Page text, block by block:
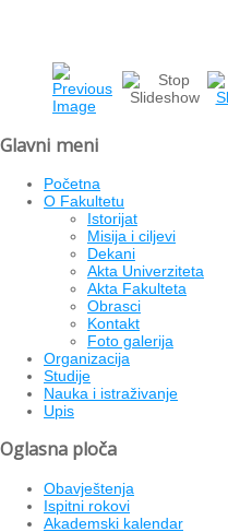
Glavni meni
Početna
O Fakultetu
Istorijat
Misija i ciljevi
Dekani
Akta Univerziteta
Akta Fakulteta
Obrasci
Kontakt
Foto galerija
Organizacija
Studije
Nauka i istraživanje
Upis
Oglasna ploča
Obavještenja
Ispitni rokovi
Akademski kalendar